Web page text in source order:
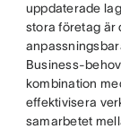
uppdaterade
stora företag är
Business-
kombination
effektivisera
samarbetet